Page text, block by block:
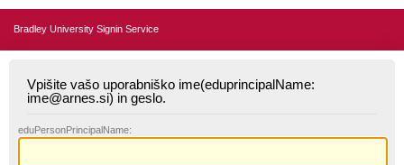
Bradley University Signin Service
Vpišite vašo uporabniško ime(eduprincipalName:
ime@arnes.si) in geslo.
eduPersonPrincipalName: